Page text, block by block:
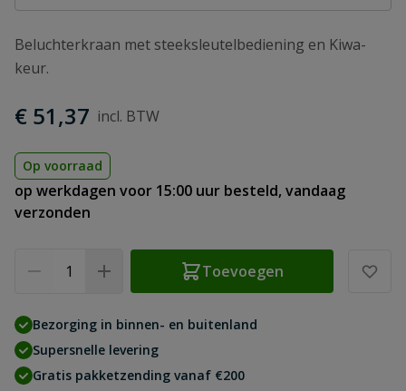
Beluchterkraan met steeksleutelbediening en Kiwa-
keur.
€ 51,37
Op voorraad
op werkdagen voor 15:00 uur besteld, vandaag
verzonden
Toevoegen
Bezorging in binnen- en buitenland
Supersnelle levering
Gratis pakketzending vanaf €200